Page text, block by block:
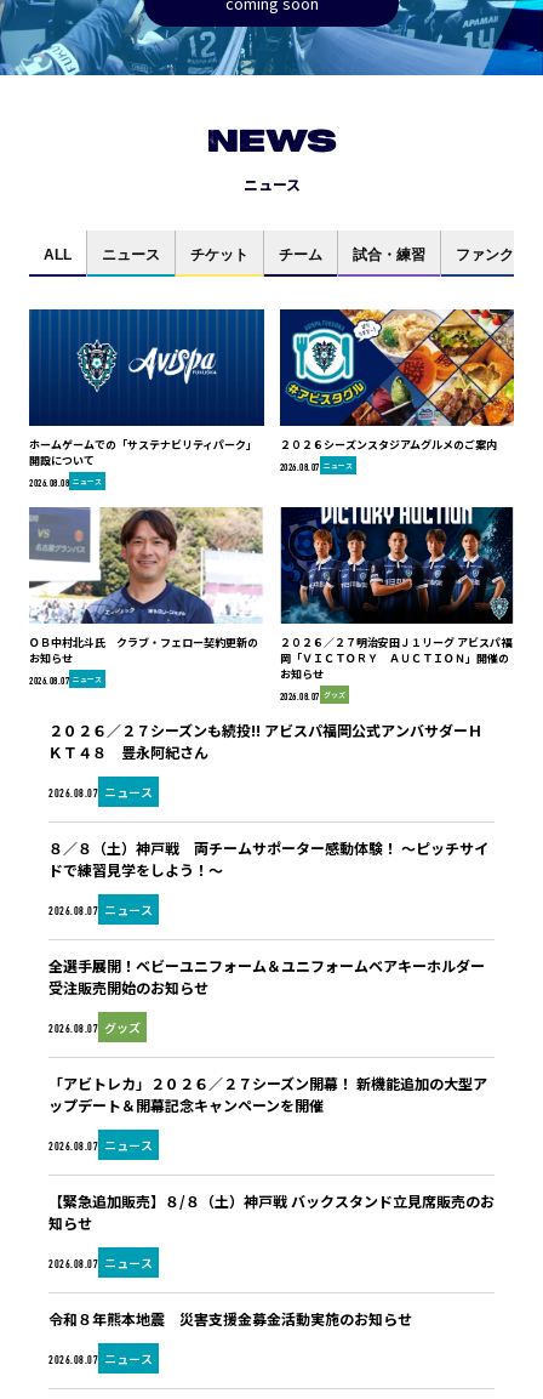
NEWS
ニュース
ALL ニュース チケット チーム 試合・練習 ファンクラブ
ホームゲームでの「サステナビリティパーク」
開設について
2026.08.08 ニュース
２０２６シーズンスタジアムグルメのご案内
2026.08.07 ニュース
ＯＢ中村北斗氏 クラブ・フェロー契約更新の
お知らせ
2026.08.07 ニュース
２０２６／２７明治安田Ｊ１リーグ アビスパ福
岡「ＶＩＣＴＯＲＹ ＡＵＣＴＩＯＮ」開催の
お知らせ
2026.08.07 グッズ
2026.08.07 ニュース
２０２６／２７シーズンも続投!! アビスパ福岡公式アンバサダーＨ
ＫＴ４８ 豊永阿紀さん
2026.08.07 ニュース
８／８（土）神戸戦 両チームサポーター感動体験！ ～ピッチサイ
ドで練習見学をしよう！～
2026.08.07 グッズ
全選手展開！ベビーユニフォーム＆ユニフォームベアキーホルダー
受注販売開始のお知らせ
2026.08.07 ニュース
「アビトレカ」２０２６／２７シーズン開幕！ 新機能追加の大型ア
ップデート＆開幕記念キャンペーンを開催
2026.08.07 ニュース
【緊急追加販売】８/８（土）神戸戦 バックスタンド立見席販売のお
知らせ
2026.08.07 ニュース
令和８年熊本地震 災害支援金募金活動実施のお知らせ